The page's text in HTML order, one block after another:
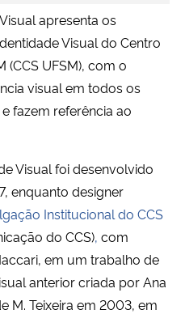
apresenta os
Visual do Centro
(CCS UFSM), com o
visual em todos os
fazem referência ao
Visual foi desenvolvido
enquanto designer
Institucional do CCS
do CCS), com
em um trabalho de
anterior criada por Ana
M. Teixeira em 2003, em